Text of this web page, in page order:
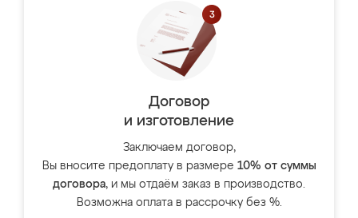
Договор
и изготовление
Заключаем договор,
Вы вносите предоплату в размере 10% от суммы
договора, и мы отдаём заказ в производство.
Возможна оплата в рассрочку без %.